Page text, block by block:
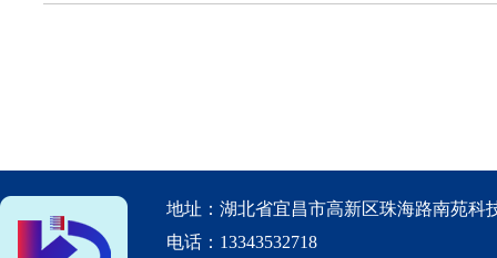
地址：湖北省宜昌市高新区珠海路南苑科
电话：13343532718